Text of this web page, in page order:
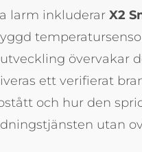
larm inkluderar X2
övervakar
ett verifierat
och hur den
utan